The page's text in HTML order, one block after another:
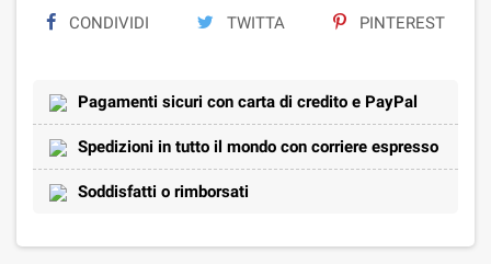
CONDIVIDI TWITTA PINTEREST
Pagamenti sicuri con carta di credito e PayPal
Spedizioni in tutto il mondo con corriere espresso
Soddisfatti o rimborsati